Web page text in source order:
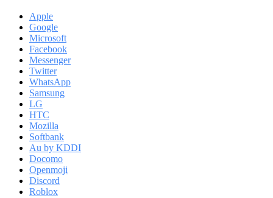
Apple
Google
Microsoft
Facebook
Messenger
Twitter
WhatsApp
Samsung
LG
HTC
Mozilla
Softbank
Au by KDDI
Docomo
Openmoji
Discord
Roblox